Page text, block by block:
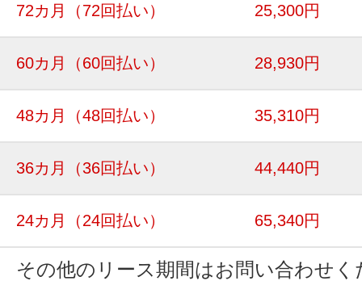
72カ月 （72回払い） 25,300円
60カ月 （60回払い） 28,930円
48カ月 （48回払い） 35,310円
36カ月 （36回払い） 44,440円
24カ月 （24回払い） 65,340円
その他のリース期間はお問い合わせく